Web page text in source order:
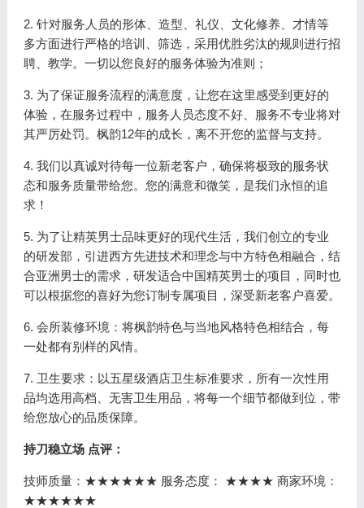
2. 针对服务人员的形体、造型、礼仪、文化修养、才情等
多方面进行严格的培训、筛选，采用优胜劣汰的规则进行招
聘、教学。一切以您良好的服务体验为准则；
3. 为了保证服务流程的满意度，让您在这里感受到更好的
体验，在服务过程中，服务人员态度不好、服务不专业将对
其严厉处罚。枫韵12年的成长，离不开您的监督与支持。
4. 我们以真诚对待每一位新老客户，确保将极致的服务状
态和服务质量带给您。您的满意和微笑，是我们永恒的追
求！
5. 为了让精英男士品味更好的现代生活，我们创立的专业
的研发部，引进西方先进技术和理念与中方特色相融合，结
合亚洲男士的需求，研发适合中国精英男士的项目，同时也
可以根据您的喜好为您订制专属项目，深受新老客户喜爱。
6. 会所装修环境：将枫韵特色与当地风格特色相结合，每
一处都有别样的风情。
7. 卫生要求： 以五星级酒店卫生标准要求，所有一次性用
品均选用高档、无害卫生用品，将每一个细节都做到位，带
给您放心的品质保障。
持刀稳立场 点评：
技师质量： ★★★★★★ 服务态度： ★★★★ 商家环境：
★★★★★★